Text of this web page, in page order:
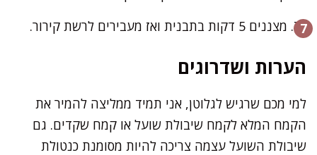
מצננים 5 דקות בתבנית ואז מעבירים לרשת קירור.
הערות ושדרוגים
למי מכם שרגיש לגלוטן, אני תמיד ממליצה להמיר את
הקמח המלא לקמח שיבולת שועל או קמח שקדים. גם
שיבולת השועל עצמה צריכה להיות מסומנת כנטולת